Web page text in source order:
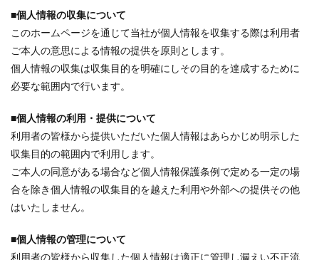
■個人情報の収集について
このホームページを通じて当社が個人情報を収集する際は利用者
ご本人の意思による情報の提供を原則とします。
個人情報の収集は収集目的を明確にしその目的を達成するために
必要な範囲内で行います。
■個人情報の利用・提供について
利用者の皆様から提供いただいた個人情報はあらかじめ明示した
収集目的の範囲内で利用します。
ご本人の同意がある場合など個人情報保護条例で定める一定の場
合を除き個人情報の収集目的を越えた利用や外部への提供その他
はいたしません。
■個人情報の管理について
利用者の皆様から収集した個人情報は適正に管理し漏えい不正流